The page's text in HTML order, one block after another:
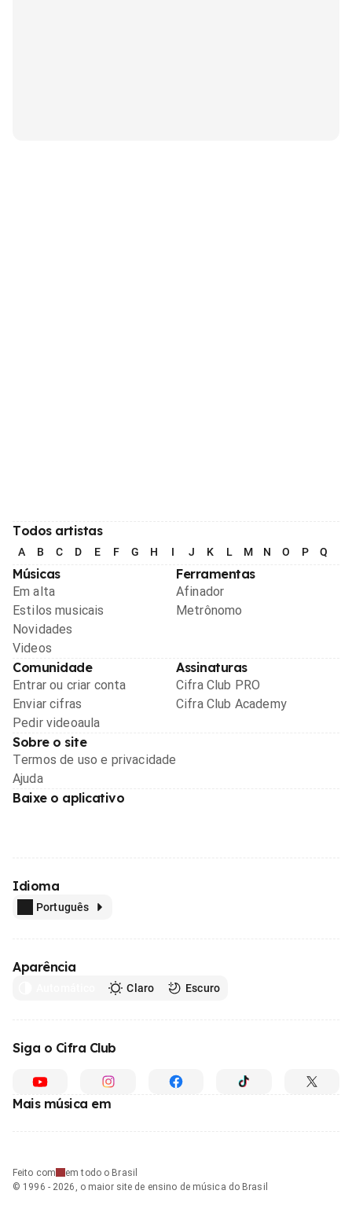
Todos artistas
A B C D E F G H I J K L M N O P Q
Músicas
Em alta
Estilos musicais
Novidades
Videos
Ferramentas
Afinador
Metrônomo
Comunidade
Entrar ou criar conta
Enviar cifras
Pedir videoaula
Assinaturas
Cifra Club PRO
Cifra Club Academy
Sobre o site
Termos de uso e privacidade
Ajuda
Baixe o aplicativo
Idioma
Português
Aparência
Claro Escuro
Siga o Cifra Club
Mais música em
Feito com
em todo o Brasil
© 1996 - 2026, o maior site de ensino de música do Brasil